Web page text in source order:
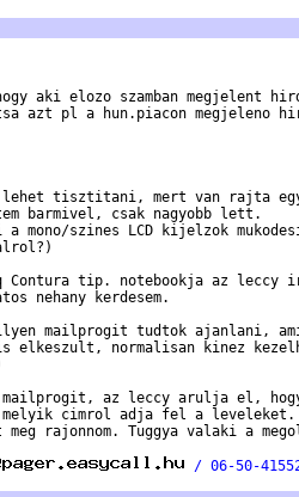
aki elozo szamban megjelent
azt pl a hun.piacon megjeleno
lehet tisztitani, mert van rajta
barmivel, csak nagyobb lett.
szines LCD kijelzok
Contura tip. notebookja az leccy
nehany kerdesem.
mailprogit tudtok ajanlani,
elkeszult, normalisan kinez
az leccy arulja el,
cimrol adja fel a
rajonnom. Tuggya valaki a
/ 06-50-